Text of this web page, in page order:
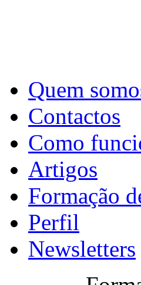
Quem
Contactos
Como
Artigos
Formação
Perfil
Newsletters